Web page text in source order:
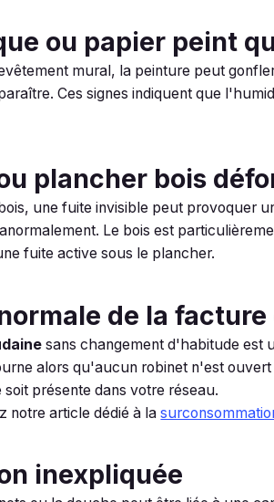
ou papier peint
mural, la peinture peut
Ces signes indiquent que
plancher bois
une fuite invisible peut provoquer
Le bois est
fuite active sous le plancher.
de la
sans changement d'habitude est
alors qu'aucun robinet n'est
présente dans votre réseau.
notre article dédié à la
inexpliquée